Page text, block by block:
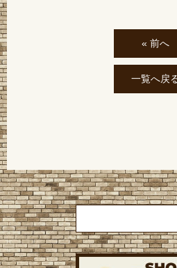
« 前へ
一覧へ戻